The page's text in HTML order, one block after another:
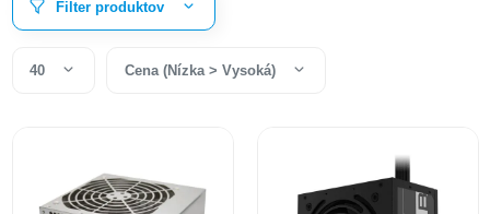
Filter produktov
40 Cena (Nízka > Vysoká)